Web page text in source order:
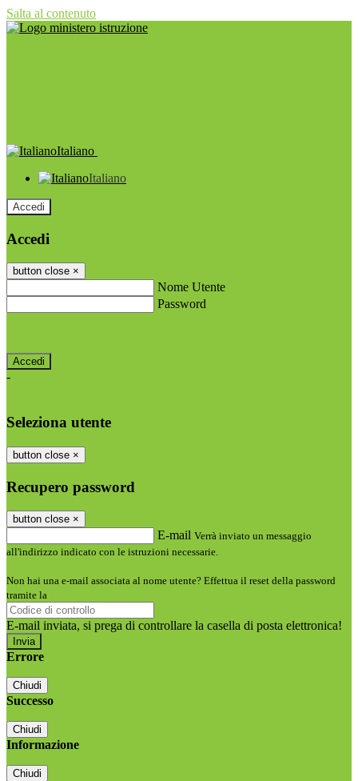
Salta al contenuto
Italiano
Italiano
Accedi
Accedi
button close ×
Nome Utente
Password
-
Seleziona utente
button close ×
Recupero password
button close ×
E-mail Verrà inviato un messaggio
all'indirizzo indicato con le istruzioni necessarie.
Non hai una e-mail associata al nome utente? Effettua il reset della password
tramite la
E-mail inviata, si prega di controllare la casella di posta elettronica!
Errore
Chiudi
Successo
Chiudi
Informazione
Chiudi